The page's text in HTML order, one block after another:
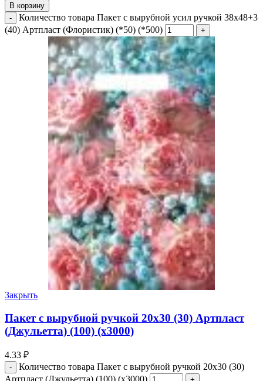
В корзину
Количество товара Пакет с вырубной усил ручкой 38х48+3
(40) Артпласт (Флористик) (*50) (*500)
Закрыть
Пакет с вырубной ручкой 20х30 (30) Артпласт
(Джульетта) (100) (х3000)
4.33 ₽
Количество товара Пакет с вырубной ручкой 20х30 (30)